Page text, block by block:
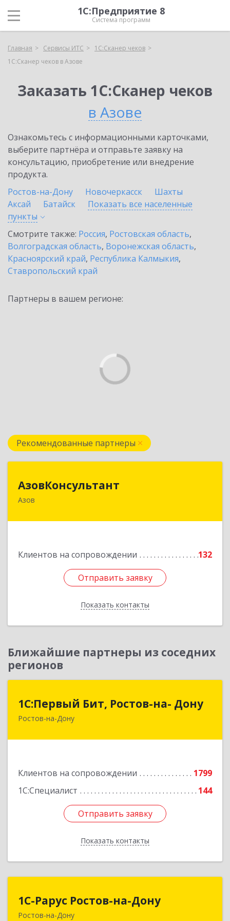
1С:Предприятие 8
Система программ
Главная Сервисы ИТС
1С:Сканер чеков
1С:Сканер чеков в Азове
Заказать 1С:Сканер чеков
в Азове
Ознакомьтесь с информационными карточками,
выберите партнёра и отправьте заявку на
консультацию, приобретение или внедрение
продукта.
Ростов-на-Дону
Новочеркасск
Шахты
Аксай
Батайск
Показать все населенные
пункты
Смотрите также: Россия, Ростовская область,
Волгоградская область, Воронежская область,
Красноярский край, Республика Калмыкия,
Ставропольский край
Партнеры в вашем регионе:
Рекомендованные партнеры
АзовКонсультант
Азов
Клиентов на сопровождении 132
Отправить заявку
Показать контакты
346780, Ростовская обл, Азов г, Петровский б-р,
Отправить заявку
Назад
Ближайшие партнеры из соседних
регионов
1С:Первый Бит, Ростов-на- Дону
Ростов-на-Дону
Клиентов на сопровождении
1799
1С:Специалист
144
Отправить заявку
Показать контакты
1С:Первый Бит, Ростов-на- Дону
344091, Ростовская обл, Ростов-на-Дону г,
Отправить заявку
Назад
1С-Рарус Ростов-на-Дону
Ростов-на-Дону
344002, Ростовская обл, г.о. город Ростов-на-